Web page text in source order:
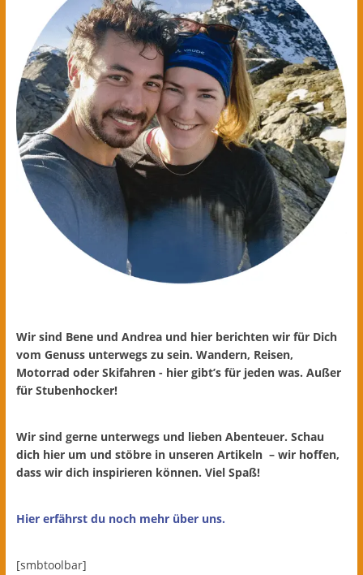
Wir sind Bene und Andrea und hier berichten wir für Dich
vom Genuss unterwegs zu sein. Wandern, Reisen,
Motorrad oder Skifahren - hier gibt’s für jeden was. Außer
für Stubenhocker!
Wir sind gerne unterwegs und lieben Abenteuer. Schau
dich hier um und stöbre in unseren Artikeln – wir hoffen,
dass wir dich inspirieren können. Viel Spaß!
Hier erfährst du noch mehr über uns.
[smbtoolbar]